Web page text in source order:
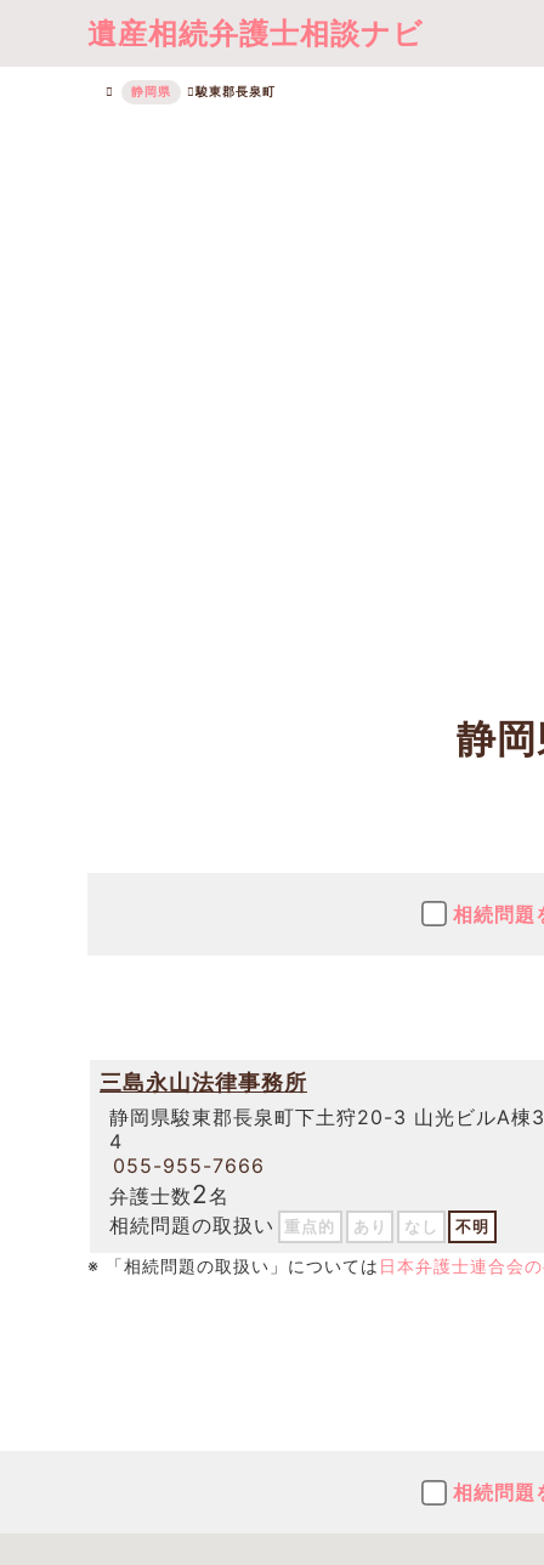
遺産相続弁護士相談ナビ
静岡県 駿東郡長泉町
静
相続問題
三島永山法律事務所
静岡県駿東郡長泉町下土狩20-3 山光ビルA棟
4
055-955-7666
弁護士数2名
相続問題の取扱い
重点的 あり なし 不明
※ 「相続問題の取扱い」については 日本弁護士連合会
相続問題